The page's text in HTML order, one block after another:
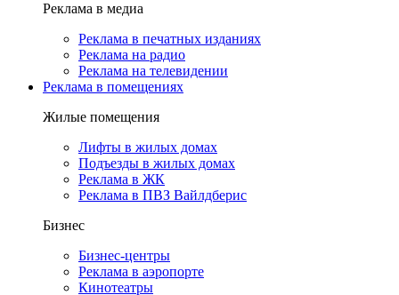
Реклама в медиа
Реклама в печатных изданиях
Реклама на радио
Реклама на телевидении
Реклама в помещениях
Жилые помещения
Лифты в жилых домах
Подъезды в жилых домах
Реклама в ЖК
Реклама в ПВЗ Вайлдберис
Бизнес
Бизнес-центры
Реклама в аэропорте
Кинотеатры